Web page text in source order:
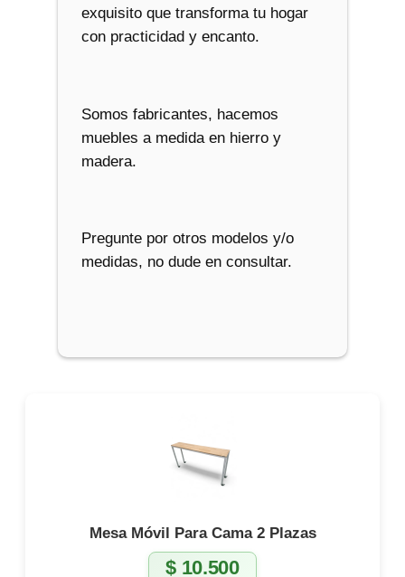
exquisito que transforma tu hogar
con practicidad y encanto.
Somos fabricantes, hacemos
muebles a medida en hierro y
madera.
Pregunte por otros modelos y/o
medidas, no dude en consultar.
Mesa Móvil Para Cama 2 Plazas
$10.500